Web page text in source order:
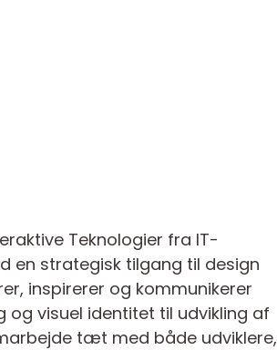
Teknologier fra IT-
en strategisk tilgang til design
inspirerer og kommunikerer
visuel identitet til udvikling af
tæt med både udviklere,